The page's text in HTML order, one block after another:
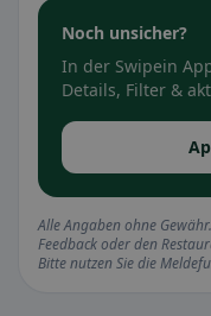
Noch unsicher?
In der Swipein
Details, Filter &
Alle Angaben ohne
Feedback oder den
Bitte nutzen Sie die